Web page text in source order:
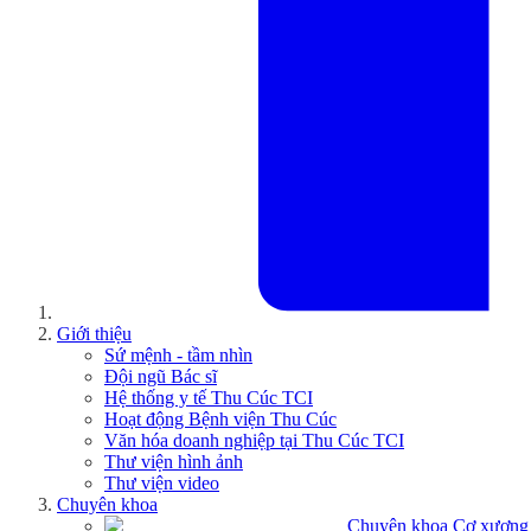
Giới thiệu
Sứ mệnh - tầm nhìn
Đội ngũ Bác sĩ
Hệ thống y tế Thu Cúc TCI
Hoạt động Bệnh viện Thu Cúc
Văn hóa doanh nghiệp tại Thu Cúc TCI
Thư viện hình ảnh
Thư viện video
Chuyên khoa
Chuyên khoa Cơ